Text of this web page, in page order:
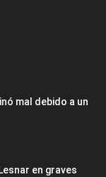
mal debido a un
en graves